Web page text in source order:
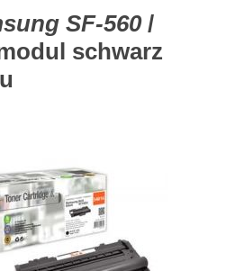
SF-560/
schwarz